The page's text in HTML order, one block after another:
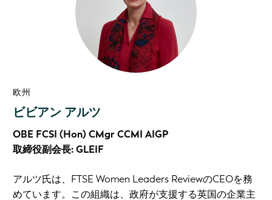
欧州
ビビアン アルツ
OBE FCSI (Hon) CMgr CCMI AIGP
取締役副会長: GLEIF
アルツ氏は、FTSE Women Leaders ReviewのCEOを務
めています。この組織は、政府が支援する英国の企業主